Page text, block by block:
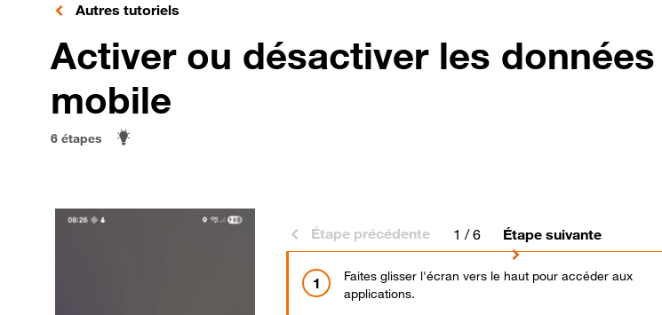
Autres tutoriels
Activer ou désactiver les données
mobile
6 étapes
Étape précédente 1 / 6 Étape suivante
Faites glisser l'écran vers le haut pour accéder aux
applications.